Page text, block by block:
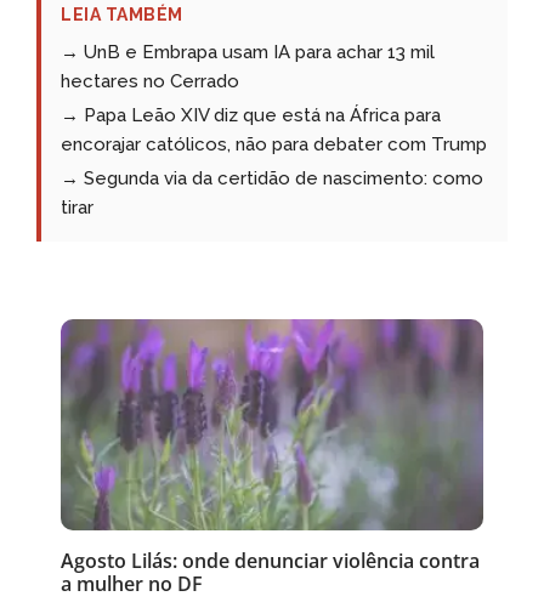
LEIA TAMBÉM
→ UnB e Embrapa usam IA para achar 13 mil
hectares no Cerrado
→ Papa Leão XIV diz que está na África para
encorajar católicos, não para debater com Trump
→ Segunda via da certidão de nascimento: como
tirar
Agosto Lilás: onde denunciar violência contra
a mulher no DF